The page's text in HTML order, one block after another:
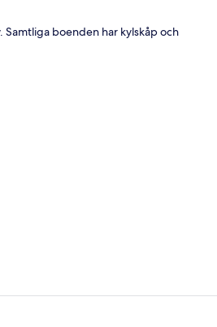
boenden har kylskåp och